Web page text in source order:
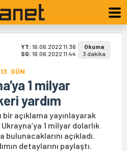
YT: 16.06.2022 11:36
SG: 16.06.2022 11:44
Okuma
3 dakika
GÜN
1 milyar
yardım
bir açıklama yayınlayarak
1 milyar dolarlık
bulunacaklarını açıkladı.
detaylarını paylaştı.